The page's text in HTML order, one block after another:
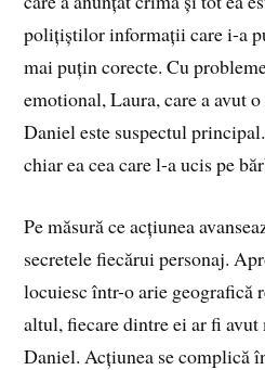
polițiștilor informații care i-a
mai puțin corecte. Cu
emotional, Laura, care a avut
Daniel este suspectul
chiar ea cea care l-a ucis pe
Pe măsură ce acțiunea
secretele fiecărui personaj.
locuiesc într-o arie geografică
altul, fiecare dintre ei ar fi
Daniel. Acțiunea se complică